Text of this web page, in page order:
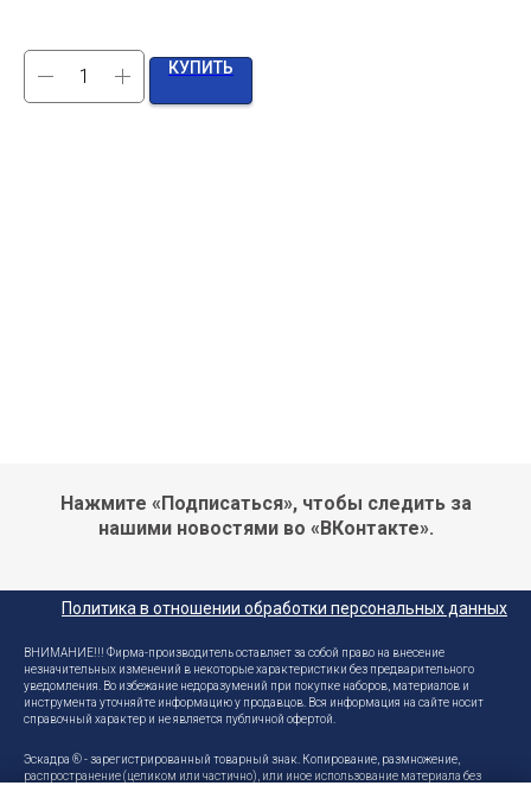
КУПИТЬ
Нажмите «Подписаться», чтобы следить за
нашими новостями во «ВКонтакте».
Политика в отношении обработки персональных данных
ВНИМАНИЕ!!! Фирма-производитель оставляет за собой право на внесение
незначительных изменений в некоторые характеристики без предварительного
уведомления. Во избежание недоразумений при покупке наборов, материалов и
инструмента уточняйте информацию у продавцов. Вся информация на сайте носит
справочный характер и не является публичной офертой.
Эскадра ® - зарегистрированный товарный знак. Копирование, размножение,
распространение (целиком или частично), или иное использование материала без